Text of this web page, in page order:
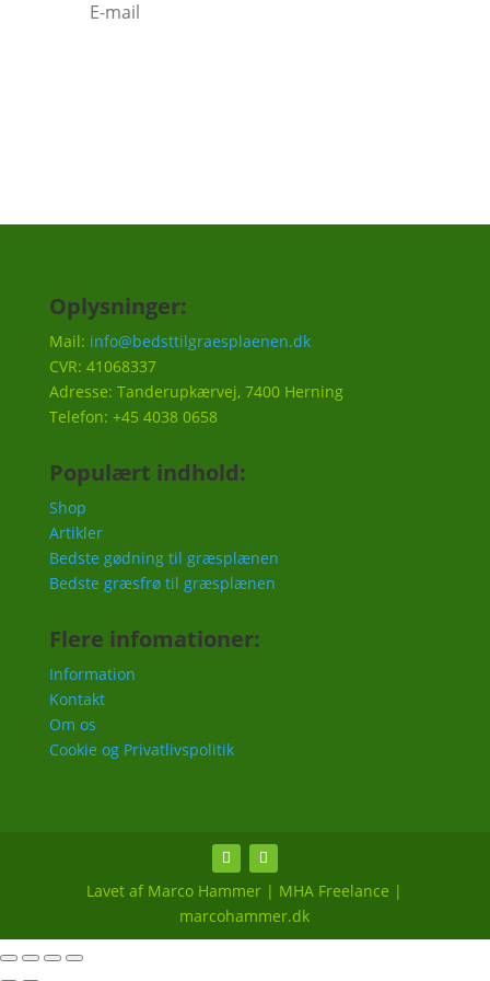
Oplysninger:
Mail: info@bedsttilgraesplaenen.dk
CVR: 41068337
Adresse: Tanderupkærvej, 7400 Herning
Telefon: +45 4038 0658
Populært indhold:
Shop
Artikler
Bedste gødning til græsplænen
Bedste græsfrø til græsplænen
Flere infomationer:
Information
Kontakt
Om os
Cookie og Privatlivspolitik
Lavet af Marco Hammer | MHA Freelance |
marcohammer.dk